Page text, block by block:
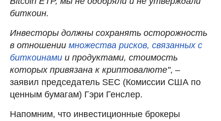
биткоин.
Инвесторы должны сохранять осторожность
в отношении множества рисков, связанных с
биткоинами и продуктами, стоимость
которых привязана к криптовалюте", –
заявил председатель SEC (Комиссии США по
ценным бумагам) Гэри Генслер.
Напомним, что инвестиционные брокеры